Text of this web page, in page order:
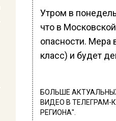
Утром в
что в
опасности. Мера
класс) и будет
БОЛЬШЕ
ВИДЕО В ТЕЛЕГРАМ-
РЕГИОНА".